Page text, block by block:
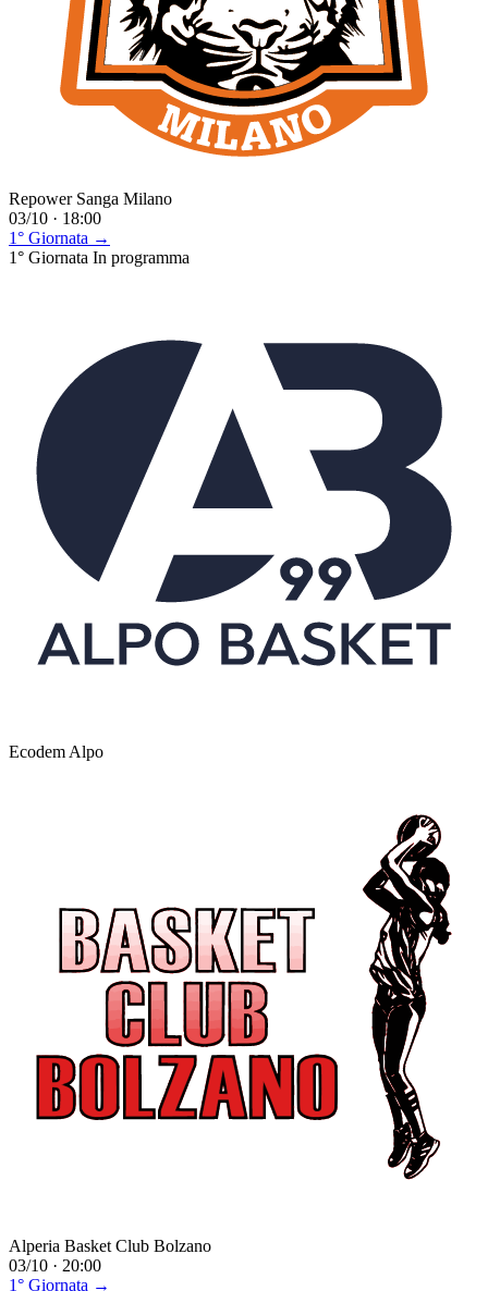
Repower Sanga Milano
03/10 · 18:00
1° Giornata →
1° Giornata In programma
Ecodem Alpo
Alperia Basket Club Bolzano
03/10 · 20:00
1° Giornata →